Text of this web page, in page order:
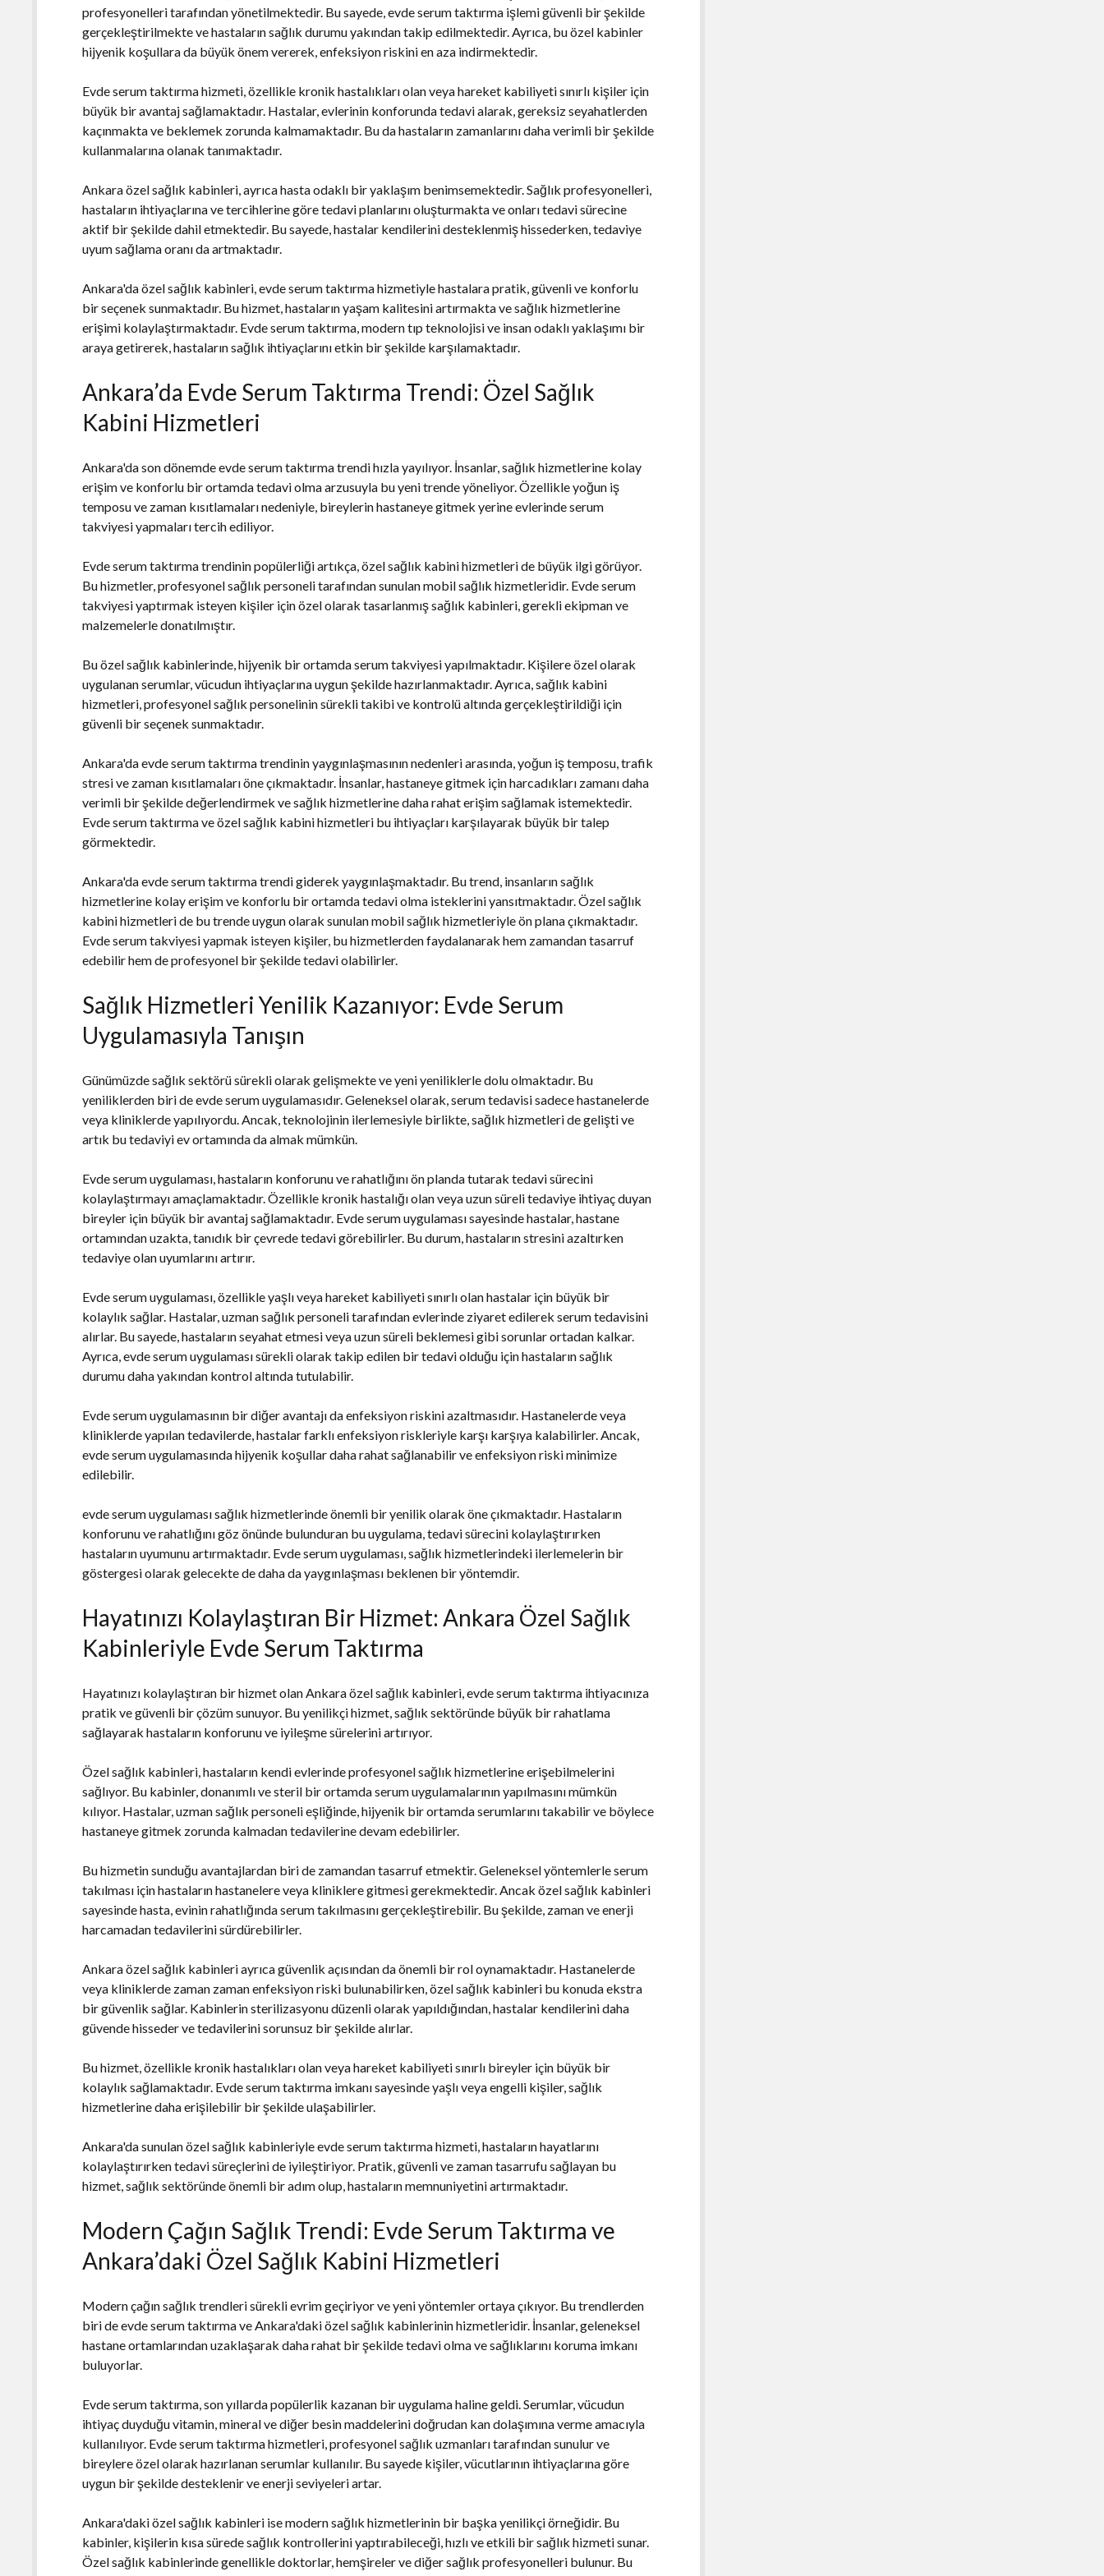
profesyonelleri tarafından yönetilmektedir. Bu sayede, evde serum taktırma işlemi güvenli bir şekilde
gerçekleştirilmekte ve hastaların sağlık durumu yakından takip edilmektedir. Ayrıca, bu özel kabinler
hijyenik koşullara da büyük önem vererek, enfeksiyon riskini en aza indirmektedir.
Evde serum taktırma hizmeti, özellikle kronik hastalıkları olan veya hareket kabiliyeti sınırlı kişiler için
büyük bir avantaj sağlamaktadır. Hastalar, evlerinin konforunda tedavi alarak, gereksiz seyahatlerden
kaçınmakta ve beklemek zorunda kalmamaktadır. Bu da hastaların zamanlarını daha verimli bir şekilde
kullanmalarına olanak tanımaktadır.
Ankara özel sağlık kabinleri, ayrıca hasta odaklı bir yaklaşım benimsemektedir. Sağlık profesyonelleri,
hastaların ihtiyaçlarına ve tercihlerine göre tedavi planlarını oluşturmakta ve onları tedavi sürecine
aktif bir şekilde dahil etmektedir. Bu sayede, hastalar kendilerini desteklenmiş hissederken, tedaviye
uyum sağlama oranı da artmaktadır.
Ankara'da özel sağlık kabinleri, evde serum taktırma hizmetiyle hastalara pratik, güvenli ve konforlu
bir seçenek sunmaktadır. Bu hizmet, hastaların yaşam kalitesini artırmakta ve sağlık hizmetlerine
erişimi kolaylaştırmaktadır. Evde serum taktırma, modern tıp teknolojisi ve insan odaklı yaklaşımı bir
araya getirerek, hastaların sağlık ihtiyaçlarını etkin bir şekilde karşılamaktadır.
Ankara’da Evde Serum Taktırma Trendi: Özel Sağlık
Kabini Hizmetleri
Ankara'da son dönemde evde serum taktırma trendi hızla yayılıyor. İnsanlar, sağlık hizmetlerine kolay
erişim ve konforlu bir ortamda tedavi olma arzusuyla bu yeni trende yöneliyor. Özellikle yoğun iş
temposu ve zaman kısıtlamaları nedeniyle, bireylerin hastaneye gitmek yerine evlerinde serum
takviyesi yapmaları tercih ediliyor.
Evde serum taktırma trendinin popülerliği artıkça, özel sağlık kabini hizmetleri de büyük ilgi görüyor.
Bu hizmetler, profesyonel sağlık personeli tarafından sunulan mobil sağlık hizmetleridir. Evde serum
takviyesi yaptırmak isteyen kişiler için özel olarak tasarlanmış sağlık kabinleri, gerekli ekipman ve
malzemelerle donatılmıştır.
Bu özel sağlık kabinlerinde, hijyenik bir ortamda serum takviyesi yapılmaktadır. Kişilere özel olarak
uygulanan serumlar, vücudun ihtiyaçlarına uygun şekilde hazırlanmaktadır. Ayrıca, sağlık kabini
hizmetleri, profesyonel sağlık personelinin sürekli takibi ve kontrolü altında gerçekleştirildiği için
güvenli bir seçenek sunmaktadır.
Ankara'da evde serum taktırma trendinin yaygınlaşmasının nedenleri arasında, yoğun iş temposu, trafik
stresi ve zaman kısıtlamaları öne çıkmaktadır. İnsanlar, hastaneye gitmek için harcadıkları zamanı daha
verimli bir şekilde değerlendirmek ve sağlık hizmetlerine daha rahat erişim sağlamak istemektedir.
Evde serum taktırma ve özel sağlık kabini hizmetleri bu ihtiyaçları karşılayarak büyük bir talep
görmektedir.
Ankara'da evde serum taktırma trendi giderek yaygınlaşmaktadır. Bu trend, insanların sağlık
hizmetlerine kolay erişim ve konforlu bir ortamda tedavi olma isteklerini yansıtmaktadır. Özel sağlık
kabini hizmetleri de bu trende uygun olarak sunulan mobil sağlık hizmetleriyle ön plana çıkmaktadır.
Evde serum takviyesi yapmak isteyen kişiler, bu hizmetlerden faydalanarak hem zamandan tasarruf
edebilir hem de profesyonel bir şekilde tedavi olabilirler.
Sağlık Hizmetleri Yenilik Kazanıyor: Evde Serum
Uygulamasıyla Tanışın
Günümüzde sağlık sektörü sürekli olarak gelişmekte ve yeni yeniliklerle dolu olmaktadır. Bu
yeniliklerden biri de evde serum uygulamasıdır. Geleneksel olarak, serum tedavisi sadece hastanelerde
veya kliniklerde yapılıyordu. Ancak, teknolojinin ilerlemesiyle birlikte, sağlık hizmetleri de gelişti ve
artık bu tedaviyi ev ortamında da almak mümkün.
Evde serum uygulaması, hastaların konforunu ve rahatlığını ön planda tutarak tedavi sürecini
kolaylaştırmayı amaçlamaktadır. Özellikle kronik hastalığı olan veya uzun süreli tedaviye ihtiyaç duyan
bireyler için büyük bir avantaj sağlamaktadır. Evde serum uygulaması sayesinde hastalar, hastane
ortamından uzakta, tanıdık bir çevrede tedavi görebilirler. Bu durum, hastaların stresini azaltırken
tedaviye olan uyumlarını artırır.
Evde serum uygulaması, özellikle yaşlı veya hareket kabiliyeti sınırlı olan hastalar için büyük bir
kolaylık sağlar. Hastalar, uzman sağlık personeli tarafından evlerinde ziyaret edilerek serum tedavisini
alırlar. Bu sayede, hastaların seyahat etmesi veya uzun süreli beklemesi gibi sorunlar ortadan kalkar.
Ayrıca, evde serum uygulaması sürekli olarak takip edilen bir tedavi olduğu için hastaların sağlık
durumu daha yakından kontrol altında tutulabilir.
Evde serum uygulamasının bir diğer avantajı da enfeksiyon riskini azaltmasıdır. Hastanelerde veya
kliniklerde yapılan tedavilerde, hastalar farklı enfeksiyon riskleriyle karşı karşıya kalabilirler. Ancak,
evde serum uygulamasında hijyenik koşullar daha rahat sağlanabilir ve enfeksiyon riski minimize
edilebilir.
evde serum uygulaması sağlık hizmetlerinde önemli bir yenilik olarak öne çıkmaktadır. Hastaların
konforunu ve rahatlığını göz önünde bulunduran bu uygulama, tedavi sürecini kolaylaştırırken
hastaların uyumunu artırmaktadır. Evde serum uygulaması, sağlık hizmetlerindeki ilerlemelerin bir
göstergesi olarak gelecekte de daha da yaygınlaşması beklenen bir yöntemdir.
Hayatınızı Kolaylaştıran Bir Hizmet: Ankara Özel Sağlık
Kabinleriyle Evde Serum Taktırma
Hayatınızı kolaylaştıran bir hizmet olan Ankara özel sağlık kabinleri, evde serum taktırma ihtiyacınıza
pratik ve güvenli bir çözüm sunuyor. Bu yenilikçi hizmet, sağlık sektöründe büyük bir rahatlama
sağlayarak hastaların konforunu ve iyileşme sürelerini artırıyor.
Özel sağlık kabinleri, hastaların kendi evlerinde profesyonel sağlık hizmetlerine erişebilmelerini
sağlıyor. Bu kabinler, donanımlı ve steril bir ortamda serum uygulamalarının yapılmasını mümkün
kılıyor. Hastalar, uzman sağlık personeli eşliğinde, hijyenik bir ortamda serumlarını takabilir ve böylece
hastaneye gitmek zorunda kalmadan tedavilerine devam edebilirler.
Bu hizmetin sunduğu avantajlardan biri de zamandan tasarruf etmektir. Geleneksel yöntemlerle serum
takılması için hastaların hastanelere veya kliniklere gitmesi gerekmektedir. Ancak özel sağlık kabinleri
sayesinde hasta, evinin rahatlığında serum takılmasını gerçekleştirebilir. Bu şekilde, zaman ve enerji
harcamadan tedavilerini sürdürebilirler.
Ankara özel sağlık kabinleri ayrıca güvenlik açısından da önemli bir rol oynamaktadır. Hastanelerde
veya kliniklerde zaman zaman enfeksiyon riski bulunabilirken, özel sağlık kabinleri bu konuda ekstra
bir güvenlik sağlar. Kabinlerin sterilizasyonu düzenli olarak yapıldığından, hastalar kendilerini daha
güvende hisseder ve tedavilerini sorunsuz bir şekilde alırlar.
Bu hizmet, özellikle kronik hastalıkları olan veya hareket kabiliyeti sınırlı bireyler için büyük bir
kolaylık sağlamaktadır. Evde serum taktırma imkanı sayesinde yaşlı veya engelli kişiler, sağlık
hizmetlerine daha erişilebilir bir şekilde ulaşabilirler.
Ankara'da sunulan özel sağlık kabinleriyle evde serum taktırma hizmeti, hastaların hayatlarını
kolaylaştırırken tedavi süreçlerini de iyileştiriyor. Pratik, güvenli ve zaman tasarrufu sağlayan bu
hizmet, sağlık sektöründe önemli bir adım olup, hastaların memnuniyetini artırmaktadır.
Modern Çağın Sağlık Trendi: Evde Serum Taktırma ve
Ankara’daki Özel Sağlık Kabini Hizmetleri
Modern çağın sağlık trendleri sürekli evrim geçiriyor ve yeni yöntemler ortaya çıkıyor. Bu trendlerden
biri de evde serum taktırma ve Ankara'daki özel sağlık kabinlerinin hizmetleridir. İnsanlar, geleneksel
hastane ortamlarından uzaklaşarak daha rahat bir şekilde tedavi olma ve sağlıklarını koruma imkanı
buluyorlar.
Evde serum taktırma, son yıllarda popülerlik kazanan bir uygulama haline geldi. Serumlar, vücudun
ihtiyaç duyduğu vitamin, mineral ve diğer besin maddelerini doğrudan kan dolaşımına verme amacıyla
kullanılıyor. Evde serum taktırma hizmetleri, profesyonel sağlık uzmanları tarafından sunulur ve
bireylere özel olarak hazırlanan serumlar kullanılır. Bu sayede kişiler, vücutlarının ihtiyaçlarına göre
uygun bir şekilde desteklenir ve enerji seviyeleri artar.
Ankara'daki özel sağlık kabinleri ise modern sağlık hizmetlerinin bir başka yenilikçi örneğidir. Bu
kabinler, kişilerin kısa sürede sağlık kontrollerini yaptırabileceği, hızlı ve etkili bir sağlık hizmeti sunar.
Özel sağlık kabinlerinde genellikle doktorlar, hemşireler ve diğer sağlık profesyonelleri bulunur. Bu